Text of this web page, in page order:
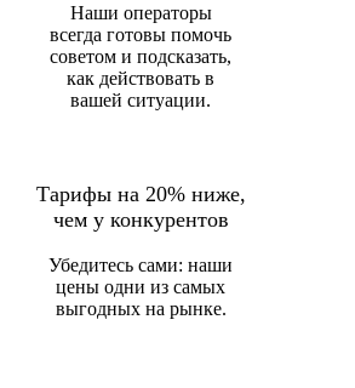
Наши операторы
всегда готовы помочь
советом и подсказать,
как действовать в
вашей ситуации.
Тарифы на 20% ниже,
чем у конкурентов
Убедитесь сами: наши
цены одни из самых
выгодных на рынке.